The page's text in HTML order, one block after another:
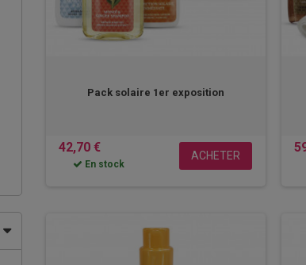
Pack solaire 1er exposition
42,70 €
En stock
ACHETER